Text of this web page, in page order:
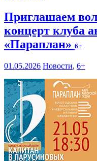
Приглашаем
концерт клуба
«Параплан» 6+
01.05.2026 Новости, 6+